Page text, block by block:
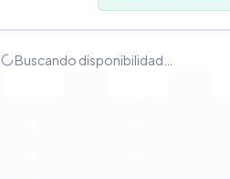
progress_activityBuscando disponibilidad…